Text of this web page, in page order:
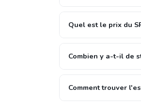
Quel est le prix du
Combien y a-t-il de
Comment trouver